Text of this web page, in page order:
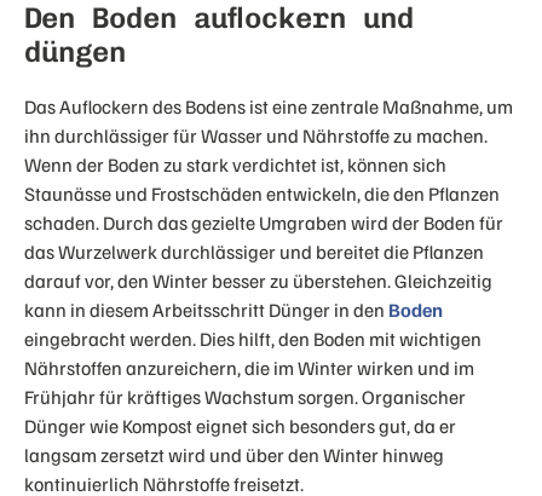
Den Boden auflockern und
düngen
Das Auflockern des Bodens ist eine zentrale Maßnahme, um
ihn durchlässiger für Wasser und Nährstoffe zu machen.
Wenn der Boden zu stark verdichtet ist, können sich
Staunässe und Frostschäden entwickeln, die den Pflanzen
schaden. Durch das gezielte Umgraben wird der Boden für
das Wurzelwerk durchlässiger und bereitet die Pflanzen
darauf vor, den Winter besser zu überstehen. Gleichzeitig
kann in diesem Arbeitsschritt Dünger in den Boden
eingebracht werden. Dies hilft, den Boden mit wichtigen
Nährstoffen anzureichern, die im Winter wirken und im
Frühjahr für kräftiges Wachstum sorgen. Organischer
Dünger wie Kompost eignet sich besonders gut, da er
langsam zersetzt wird und über den Winter hinweg
kontinuierlich Nährstoffe freisetzt.